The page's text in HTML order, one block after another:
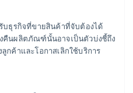
บธุรกิจที่ขายสินค้าที่จับต้องได้
คืนผลิตภัณฑ์นั้นอาจเป็นตัวบ่งชี้ถึง
กค้าและโอกาสเลิกใช้บริการ